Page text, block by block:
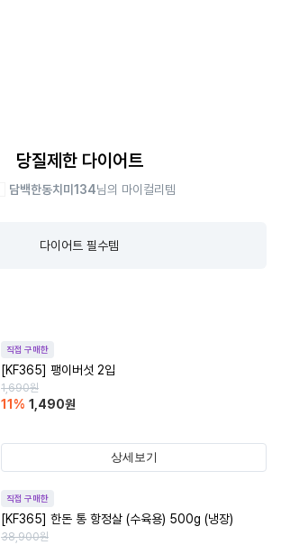
당질제한 다이어트
담백한동치미134님의 마이컬리템
다이어트 필수템
직접 구매한
[KF365] 팽이버섯 2입
1,690원
11 % 1,490원
상세보기
직접 구매한
[KF365] 한돈 통 항정살 (수육용) 500g (냉장)
38,900원